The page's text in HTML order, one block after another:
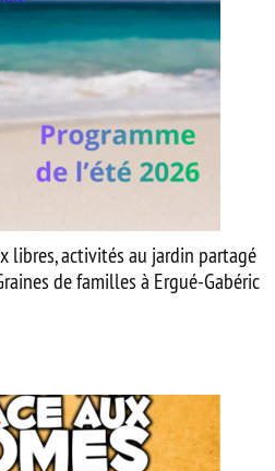
libres, activités au jardin partagé
de familles à Ergué-Gabéric